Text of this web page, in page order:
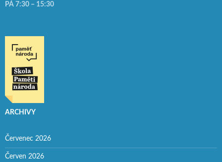
PÁ 7:30 – 15:30
ARCHIVY
Červenec 2026
Červen 2026